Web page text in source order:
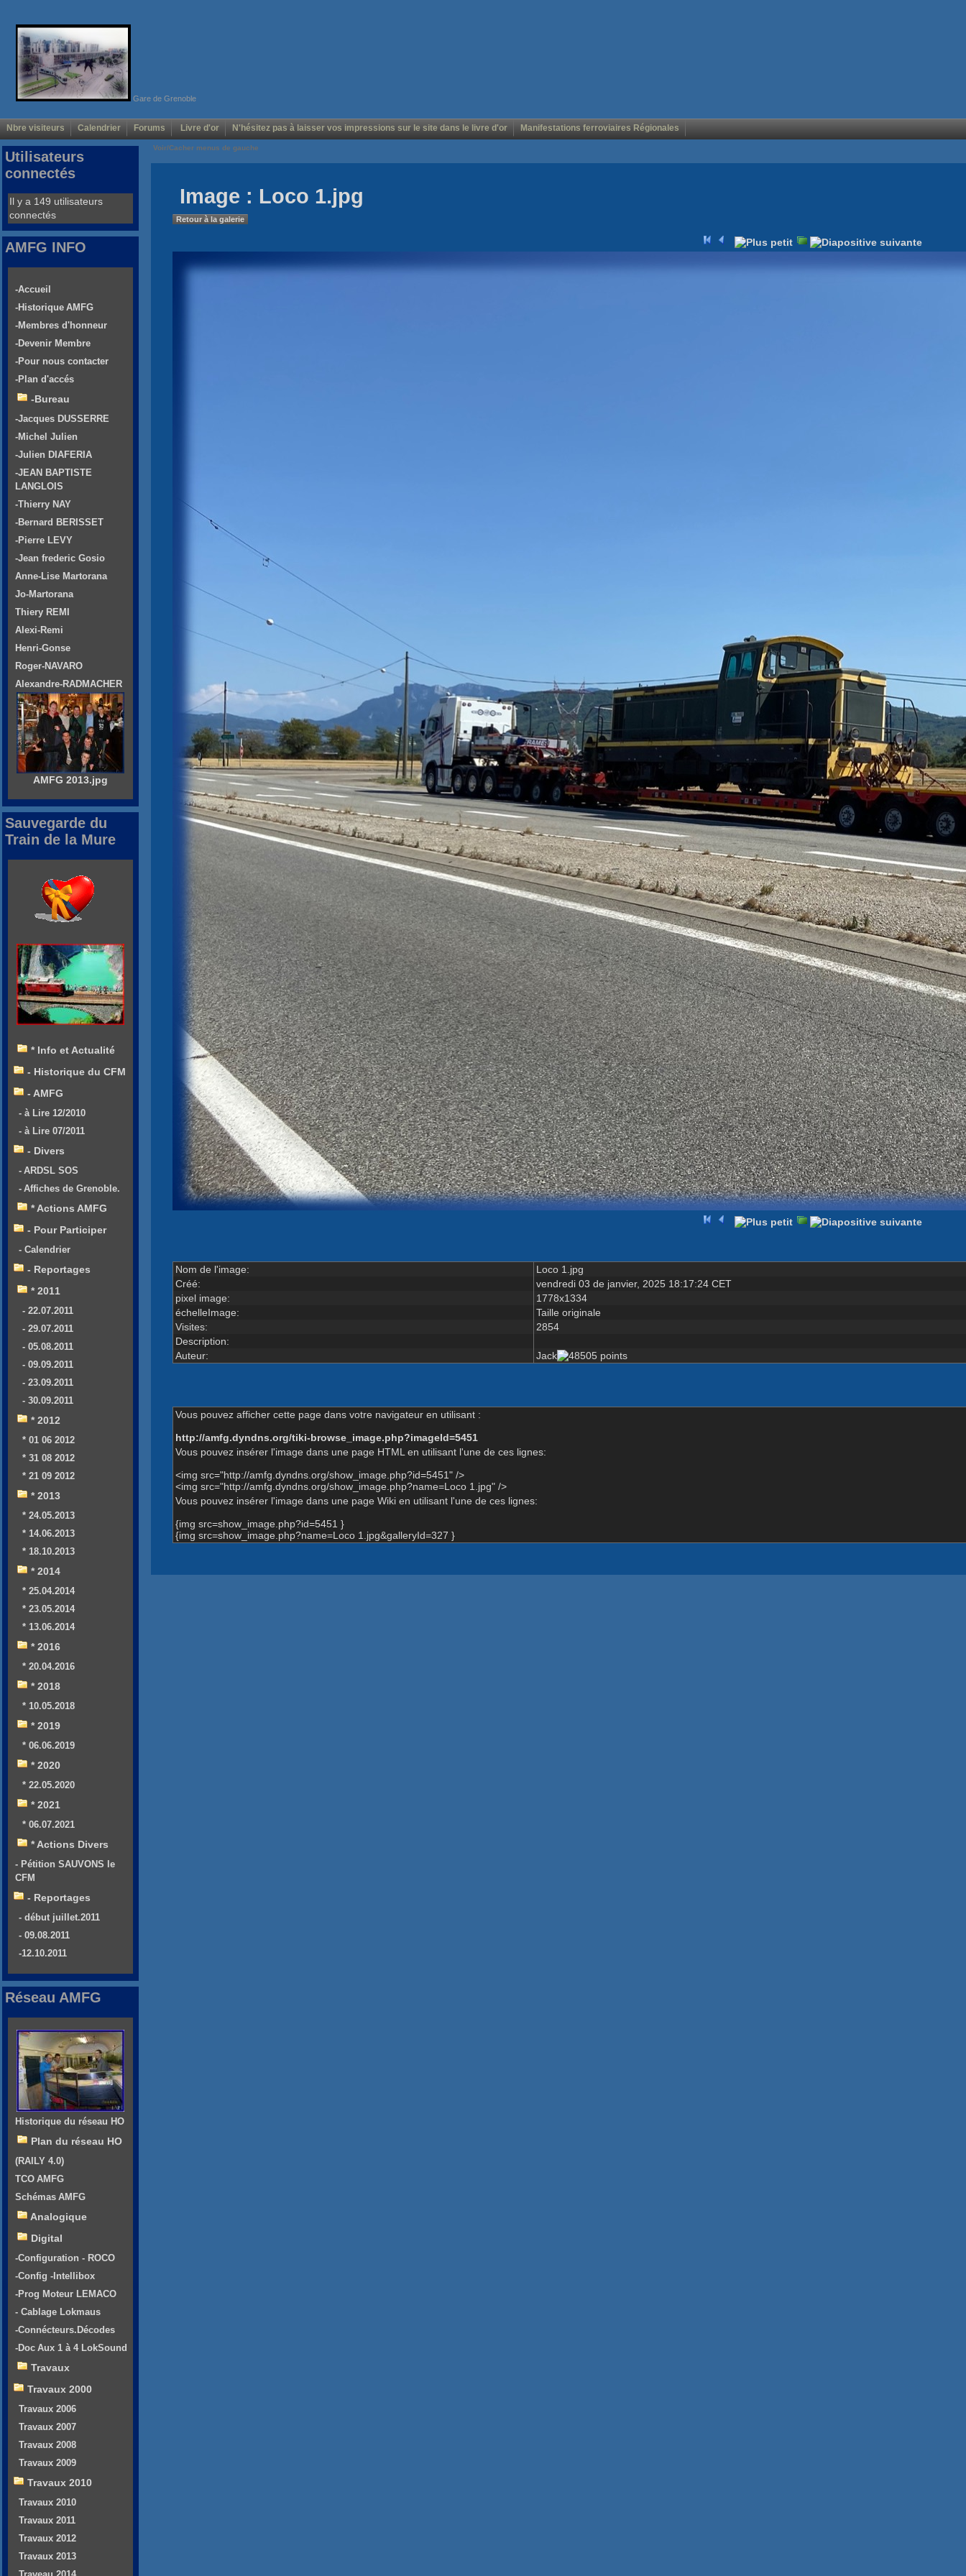
Gare de Grenoble
Nbre visiteurs Calendrier Forums Livre d'or N'hésitez pas à laisser vos impressions sur le site dans le livre d'or Manifestations ferroviaires Régionales
Voir/Cacher menus de gauche
Image : Loco 1.jpg
Retour à la galerie
Nom de l'image:
Loco 1.jpg
Créé:
vendredi 03 de janvier, 2025 18:17:24 CET
pixel image:
1778x1334
échelleImage:
Taille originale
Visites:
2854
Description:
Auteur:
Jack
Vous pouvez afficher cette page dans votre navigateur en utilisant :
http://amfg.dyndns.org/tiki-browse_image.php?imageId=5451
Vous pouvez insérer l'image dans une page HTML en utilisant l'une de ces lignes:
<img src="http://amfg.dyndns.org/show_image.php?id=5451" />
<img src="http://amfg.dyndns.org/show_image.php?name=Loco 1.jpg" />
Vous pouvez insérer l'image dans une page Wiki en utilisant l'une de ces lignes:
{img src=show_image.php?id=5451 }
{img src=show_image.php?name=Loco 1.jpg&galleryId=327 }
Utilisateurs
connectés
Il y a 149 utilisateurs
connectés
AMFG INFO
-Accueil
-Historique AMFG
-Membres d'honneur
-Devenir Membre
-Pour nous contacter
-Plan d'accés
-Bureau
-Jacques DUSSERRE
-Michel Julien
-Julien DIAFERIA
-JEAN BAPTISTE
LANGLOIS
-Thierry NAY
-Bernard BERISSET
-Pierre LEVY
-Jean frederic Gosio
Anne-Lise Martorana
Jo-Martorana
Thiery REMI
Alexi-Remi
Henri-Gonse
Roger-NAVARO
Alexandre-RADMACHER
AMFG 2013.jpg
Sauvegarde du
Train de la Mure
* Info et Actualité
- Historique du CFM
- AMFG
- à Lire 12/2010
- à Lire 07/2011
- Divers
- ARDSL SOS
- Affiches de Grenoble.
* Actions AMFG
- Pour Participer
- Calendrier
- Reportages
* 2011
- 22.07.2011
- 29.07.2011
- 05.08.2011
- 09.09.2011
- 23.09.2011
- 30.09.2011
* 2012
* 01 06 2012
* 31 08 2012
* 21 09 2012
* 2013
* 24.05.2013
* 14.06.2013
* 18.10.2013
* 2014
* 25.04.2014
* 23.05.2014
* 13.06.2014
* 2016
* 20.04.2016
* 2018
* 10.05.2018
* 2019
* 06.06.2019
* 2020
* 22.05.2020
* 2021
* 06.07.2021
* Actions Divers
- Pétition SAUVONS le
CFM
- Reportages
- début juillet.2011
- 09.08.2011
-12.10.2011
Réseau AMFG
Historique du réseau HO
Plan du réseau HO
(RAILY 4.0)
TCO AMFG
Schémas AMFG
Analogique
Digital
-Configuration - ROCO
-Config -Intellibox
-Prog Moteur LEMACO
- Cablage Lokmaus
-Connécteurs.Décodes
-Doc Aux 1 à 4 LokSound
Travaux
Travaux 2000
Travaux 2006
Travaux 2007
Travaux 2008
Travaux 2009
Travaux 2010
Travaux 2010
Travaux 2011
Travaux 2012
Travaux 2013